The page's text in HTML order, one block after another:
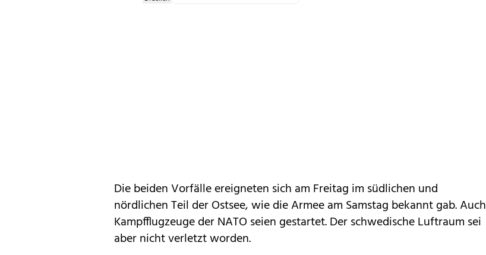
Die beiden Vorfälle ereigneten sich am Freitag im südlichen und
nördlichen Teil der Ostsee, wie die Armee am Samstag bekannt gab. Auch
Kampfflugzeuge der NATO seien gestartet. Der schwedische Luftraum sei
aber nicht verletzt worden.